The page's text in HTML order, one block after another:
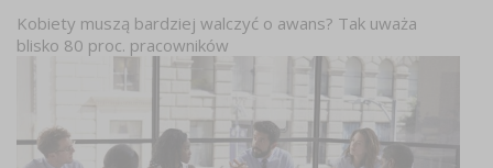
Kobiety muszą bardziej walczyć o awans? Tak uważa
blisko 80 proc. pracowników